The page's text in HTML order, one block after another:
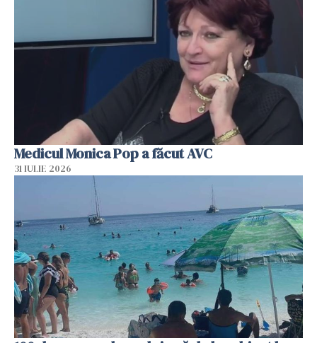
Medicul Monica Pop a făcut AVC
31 IULIE 2026